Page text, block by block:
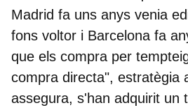
Madrid fa uns anys venia
fons voltor i Barcelona fa
que els compra per
compra directa", estratègia
assegura, s'han adquirit un